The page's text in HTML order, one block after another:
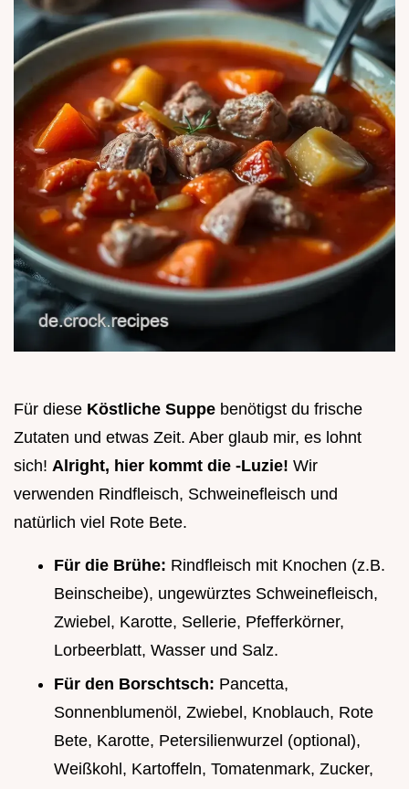
Für diese Köstliche Suppe benötigst du frische
Zutaten und etwas Zeit. Aber glaub mir, es lohnt
sich! Alright, hier kommt die -Luzie! Wir
verwenden Rindfleisch, Schweinefleisch und
natürlich viel Rote Bete.
Für die Brühe: Rindfleisch mit Knochen (z.B.
Beinscheibe), ungewürztes Schweinefleisch,
Zwiebel, Karotte, Sellerie, Pfefferkörner,
Lorbeerblatt, Wasser und Salz.
Für den Borschtsch: Pancetta,
Sonnenblumenöl, Zwiebel, Knoblauch, Rote
Bete, Karotte, Petersilienwurzel (optional),
Weißkohl, Kartoffeln, Tomatenmark, Zucker,